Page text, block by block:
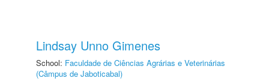
Lindsay Unno Gimenes
School: Faculdade de Ciências Agrárias e Veterinárias
(Câmpus de Jaboticabal)